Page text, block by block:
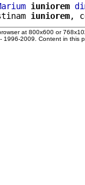
iuniorem
iuniorem,
at 800x600 or
- 1996-2009. Content in this